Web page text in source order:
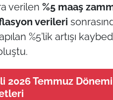
verilen %5 maaş
verileri
%5’lik artışı
2026 Temmuz